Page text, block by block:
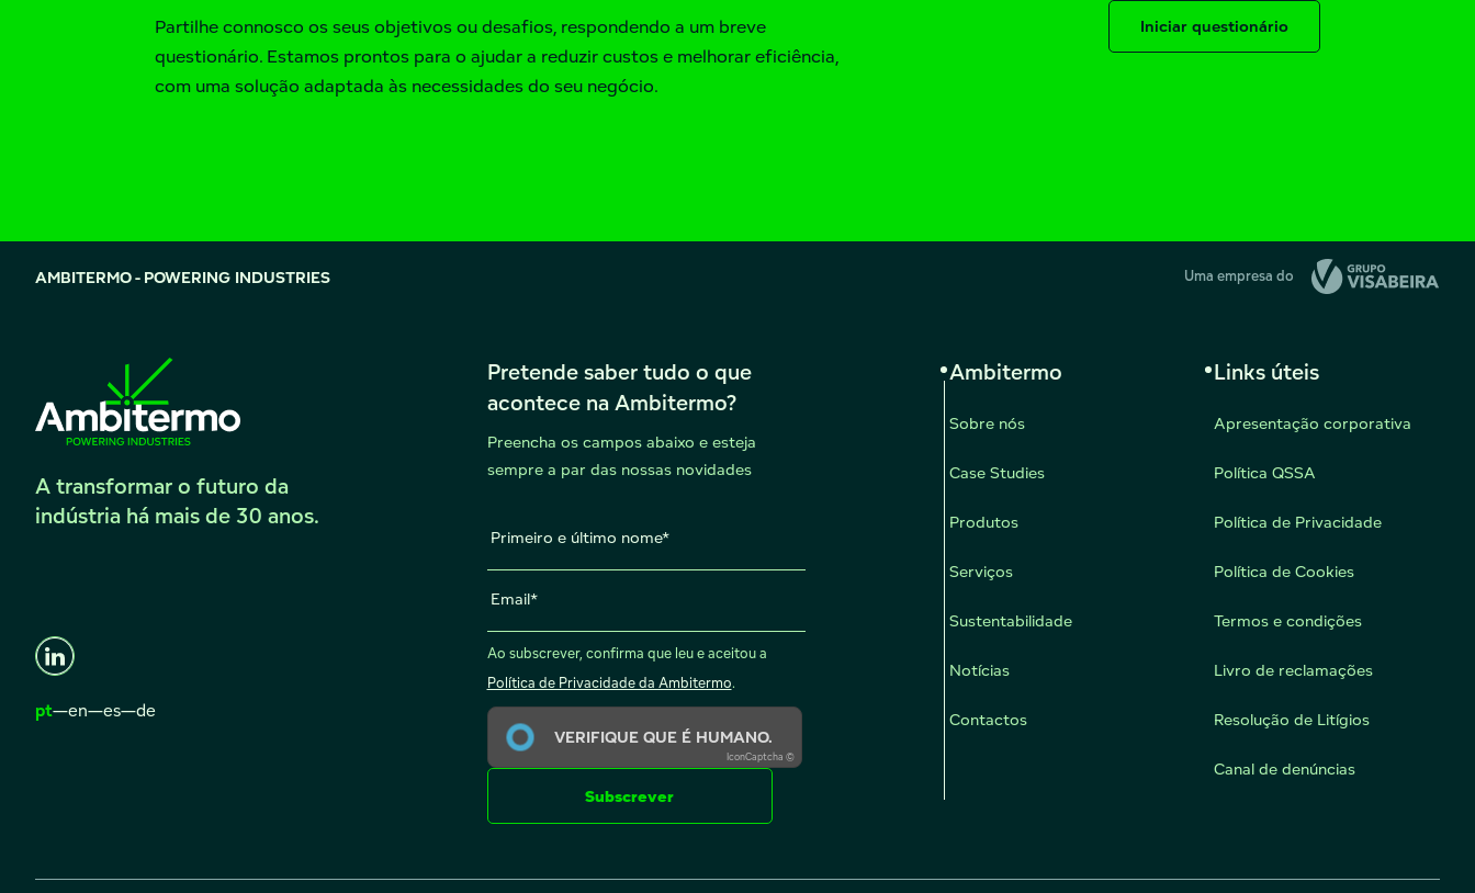
Partilhe connosco os seus objetivos ou desafios, respondendo a um breve
questionário. Estamos prontos para o ajudar a reduzir custos e melhorar eficiência,
com uma solução adaptada às necessidades do seu negócio.
Iniciar questionário
AMBITERMO - POWERING INDUSTRIES Uma empresa do
A transformar o futuro da
indústria há mais de 30 anos.
pt—en—es—de
Pretende saber tudo o que
acontece na Ambitermo?
Preencha os campos abaixo e esteja
sempre a par das nossas novidades
Ao subscrever, confirma que leu e aceitou a
Política de Privacidade da Ambitermo.
VERIFIQUE QUE É HUMANO.
IconCaptcha ©
Subscrever
Ambitermo
Sobre nós
Case Studies
Produtos
Serviços
Sustentabilidade
Notícias
Contactos
Links úteis
Apresentação corporativa
Política QSSA
Política de Privacidade
Política de Cookies
Termos e condições
Livro de reclamações
Resolução de Litígios
Canal de denúncias